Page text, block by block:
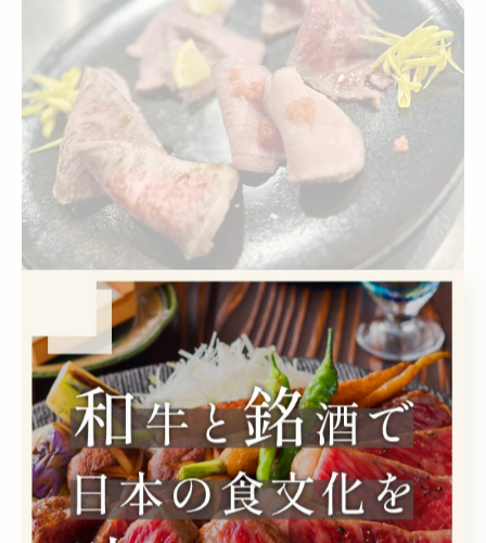
半個室で過ごす穏やかな記念日ディナーの魅力
記念日ディナーを特別な思い出にしたい方にとって、半
個室のある居酒屋は理想的な選択肢です。横浜市中区日
ノ出町の大人向け居酒屋では、周囲の喧騒を気にせず、
落ち着いた雰囲気のなかでゆったりと食事を楽しめま